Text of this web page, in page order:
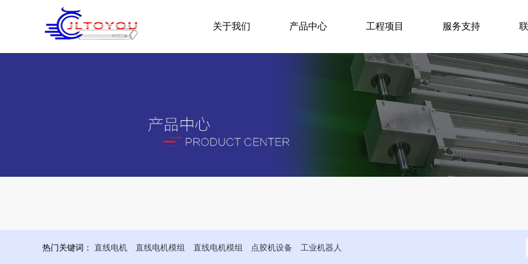
关于我们 产品中心 工程项目 服务支持
热门关键词： 直线电机 直线电机模组 直线电机模组 点胶机设备 工业机器人